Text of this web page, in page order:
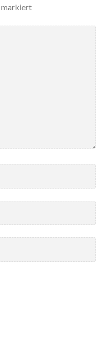
markiert